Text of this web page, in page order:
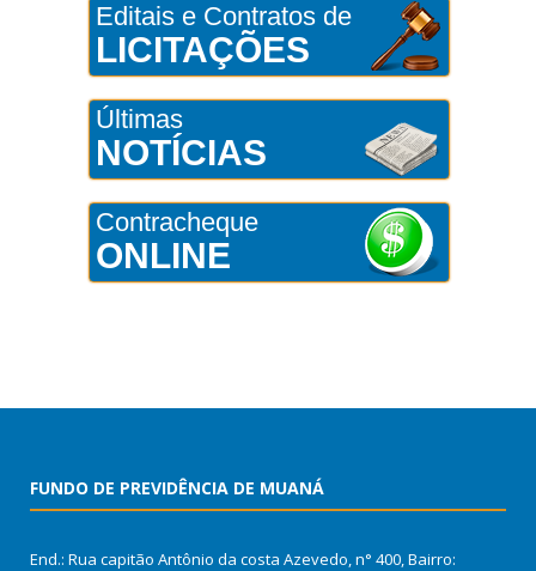
Editais e Contratos de
LICITAÇÕES
Últimas
NOTÍCIAS
Contracheque
ONLINE
FUNDO DE PREVIDÊNCIA DE MUANÁ
End.: Rua capitão Antônio da costa Azevedo, n° 400, Bairro: